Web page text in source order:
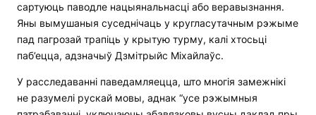
сартуюць паводле нацыянальнасці або веравызнання.
Яны вымушаныя суседнічаць у кругласутачным рэжыме
пад пагрозай трапіць у крытую турму, калі хтосьці
паб’ецца, адзначыў Дзмітрыйс Міхайлаўс.
У расследаванні паведамляецца, што многія замежнікі
не разумелі рускай мовы, аднак “усе рэжымныя